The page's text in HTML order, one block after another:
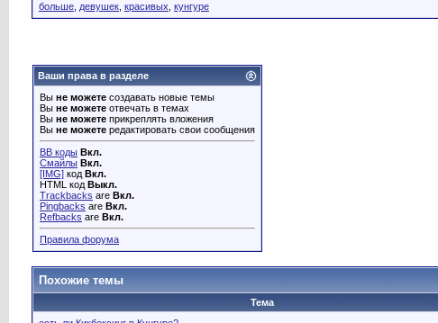
больше девушек красивых кунгуре
Ваши права в разделе
Вы не можете создавать новые темы
Вы не можете отвечать в темах
Вы не можете прикреплять вложения
Вы не можете редактировать свои сообщения
BB коды Вкл.
Смайлы Вкл.
[IMG] код Вкл.
HTML код Выкл.
Trackbacks are Вкл.
Pingbacks are Вкл.
Refbacks are Вкл.
Правила форума
Похожие темы
Тема